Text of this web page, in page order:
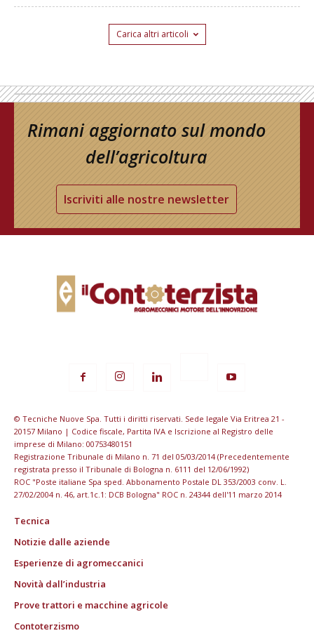
Carica altri articoli
Rimani aggiornato sul mondo
dell’agricoltura
Iscriviti alle nostre newsletter
© Tecniche Nuove Spa. Tutti i diritti riservati. Sede legale Via Eritrea 21 -
20157 Milano | Codice fiscale, Partita IVA e Iscrizione al Registro delle
imprese di Milano: 00753480151
Registrazione Tribunale di Milano n. 71 del 05/03/2014 (Precedentemente
registrata presso il Tribunale di Bologna n. 6111 del 12/06/1992)
ROC "Poste italiane Spa sped. Abbonamento Postale DL 353/2003 conv. L.
27/02/2004 n. 46, art.1c.1: DCB Bologna" ROC n. 24344 dell'11 marzo 2014
Tecnica
Notizie dalle aziende
Esperienze di agromeccanici
Novità dall’industria
Prove trattori e macchine agricole
Contoterzismo